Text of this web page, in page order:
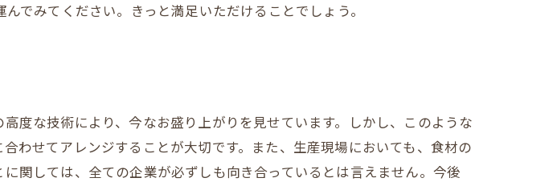
でみてください。きっと満足いただけることでしょう。
度な技術により、今なお盛り上がりを見せています。しかし、このような
わせてアレンジすることが大切です。また、生産現場においても、食材の
関しては、全ての企業が必ずしも向き合っているとは言えません。今後